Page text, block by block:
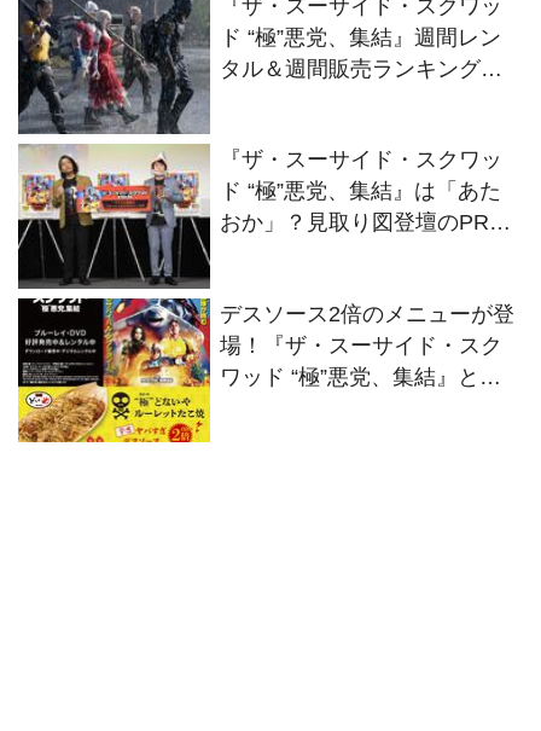
『ザ・スーサイド・スクワッ
ド “極”悪党、集結』週間レン
タル＆週間販売ランキングに
『ザ・スーサイド・スクワッ
ド “極”悪党、集結』は「あた
おか」？見取り図登壇のPRイ
デスソース2倍のメニューが登
場！『ザ・スーサイド・スク
ワッド “極”悪党、集結』と